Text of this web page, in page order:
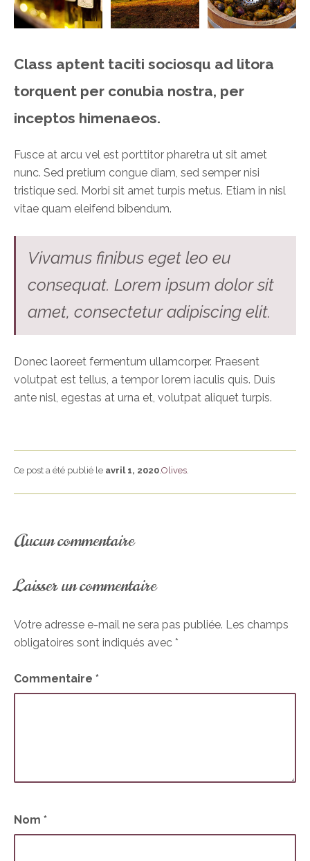
Class aptent taciti sociosqu ad litora
torquent per conubia nostra, per
inceptos himenaeos.
Fusce at arcu vel est porttitor pharetra ut sit amet
nunc. Sed pretium congue diam, sed semper nisi
tristique sed. Morbi sit amet turpis metus. Etiam in nisl
vitae quam eleifend bibendum.
Vivamus finibus eget leo eu
consequat. Lorem ipsum dolor sit
amet, consectetur adipiscing elit.
Donec laoreet fermentum ullamcorper. Praesent
volutpat est tellus, a tempor lorem iaculis quis. Duis
ante nisl, egestas at urna et, volutpat aliquet turpis.
Ce post a été publié le avril 1, 2020 Olives
Aucun commentaire
Laisser un commentaire
Votre adresse e-mail ne sera pas publiée. Les champs
obligatoires sont indiqués avec *
Commentaire *
Nom *